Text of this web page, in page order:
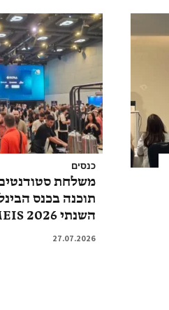
כנסים
משלחת
תוכנה בכנס
השנתי GAMEIS 2026
27.07.2026